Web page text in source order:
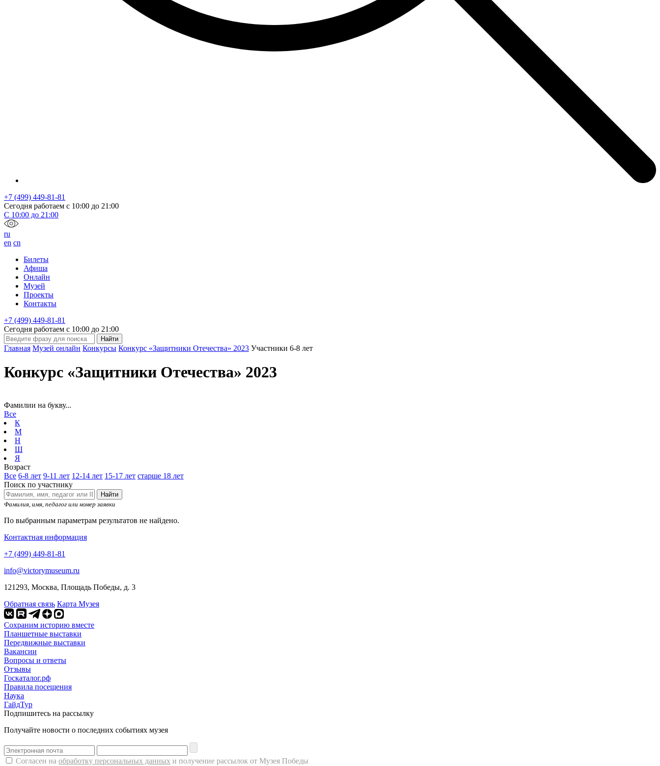
+7 (499) 449-81-81
Сегодня работаем с 10:00 до 21:00
С 10:00 до 21:00
ru
en cn
Билеты
Афиша
Онлайн
Музей
Проекты
Контакты
+7 (499) 449-81-81
Сегодня работаем с 10:00 до 21:00
Главная Музей онлайн Конкурсы Конкурс «Защитники Отечества» 2023 Участники 6-8 лет
Конкурс «Защитники Отечества» 2023
Фамилии на букву...
Все
К
М
Н
Ш
Я
Возраст
Все 6-8 лет 9-11 лет 12-14 лет 15-17 лет старше 18 лет
Поиск по участнику
Найти
Фамилия, имя, педагог или номер заявки
По выбранным параметрам результатов не найдено.
Контактная информация
+7 (499) 449-81-81
info@victorymuseum.ru
121293, Москва, Площадь Победы, д. 3
Обратная связь Карта Музея
Сохраним историю вместе
Планшетные выставки
Передвижные выставки
Вакансии
Вопросы и ответы
Отзывы
Госкаталог.рф
Правила посещения
Наука
ГайдТур
Подпишитесь на рассылку
Получайте новости о последних событиях музея
Согласен на обработку персональных данных и получение рассылок от Музея Победы